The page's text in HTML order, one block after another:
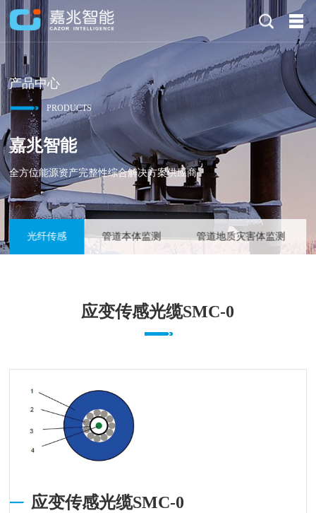
产品中心
PRODUCTS
嘉兆智能
全方位能源资产完整性综合解决方案供应商
光纤传感 管道本体监测 管道地质灾害体监测
应变传感光缆SMC-0
应变传感光缆SMC-0